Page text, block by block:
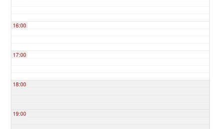
16:00
17:00
18:00
19:00